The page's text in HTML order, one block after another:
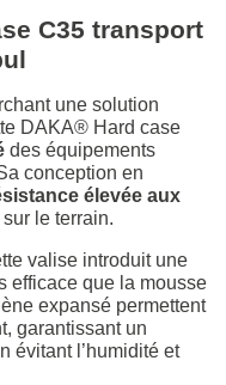
C35 transport
une solution
DAKA® Hard case
des équipements
conception en
élevée aux
le terrain.
valise introduit une
efficace que la mousse
expansé permettent
garantissant un
évitant l’humidité et